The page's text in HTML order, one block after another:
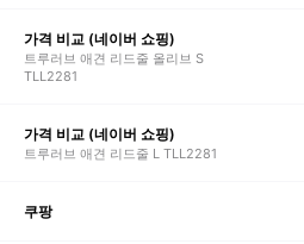
가격 비교 (네이버 쇼핑)
트루러브 애견 리드줄 올리브 S
TLL2281
가격 비교 (네이버 쇼핑)
트루러브 애견 리드줄 L TLL2281
쿠팡